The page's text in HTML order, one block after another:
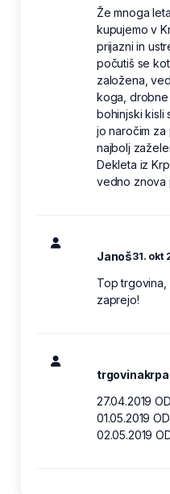
Že mnoga
kupujemo v
prijazni in
počutiš se
založena,
koga, drobne
bohinjski kisli
jo naročim
najbolj
Dekleta iz
vedno znova
Janoš31. okt
Top trgovina,
zaprejo!
27.04.2019
01.05.2019
02.05.2019